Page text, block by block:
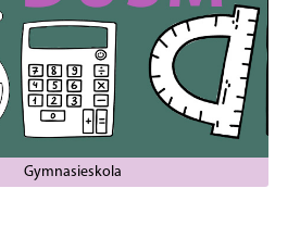
Gymnasieskola